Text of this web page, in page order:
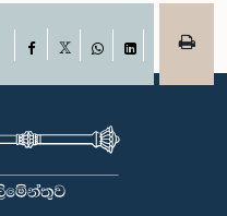
Facebook
WhatsAppLinkedIn